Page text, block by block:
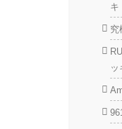
キ
究
ッ